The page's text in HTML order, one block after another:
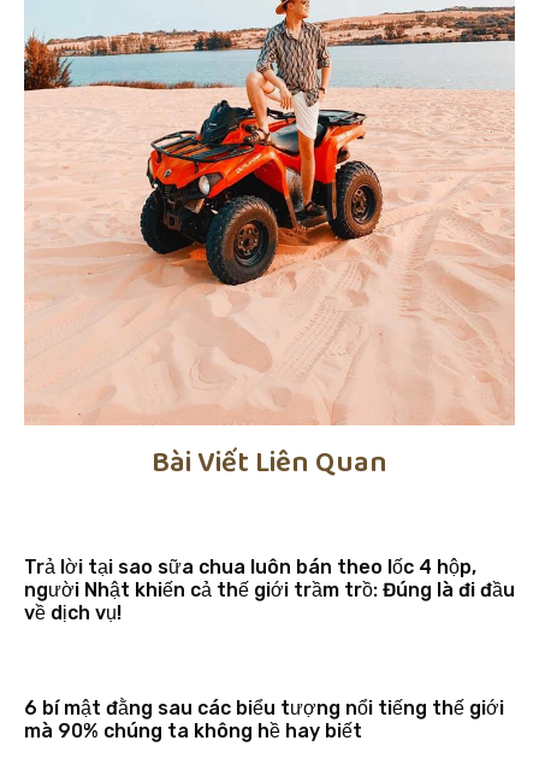
Bài Viết Liên Quan
Trả lời tại sao sữa chua luôn bán theo lốc 4 hộp,
người Nhật khiến cả thế giới trầm trồ: Đúng là đi đầu
về dịch vụ!
6 bí mật đằng sau các biểu tượng nổi tiếng thế giới
mà 90% chúng ta không hề hay biết